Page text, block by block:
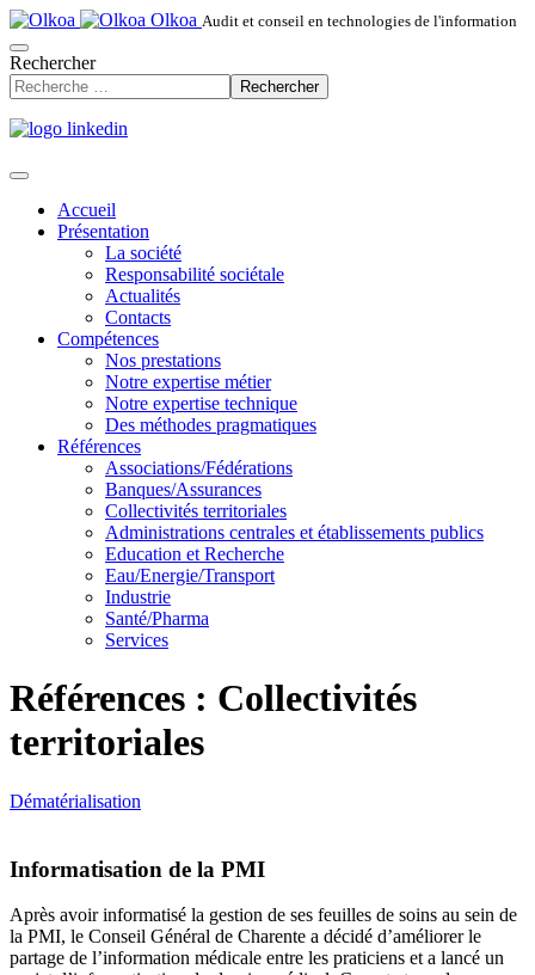
Olkoa Audit et conseil en technologies de l'information
Rechercher
Rechercher
Accueil
Présentation
La société
Responsabilité sociétale
Actualités
Contacts
Compétences
Nos prestations
Notre expertise métier
Notre expertise technique
Des méthodes pragmatiques
Références
Associations/Fédérations
Banques/Assurances
Collectivités territoriales
Administrations centrales et établissements publics
Education et Recherche
Eau/Energie/Transport
Industrie
Santé/Pharma
Services
Références : Collectivités
territoriales
Dématérialisation
Informatisation de la PMI
Après avoir informatisé la gestion de ses feuilles de soins au sein de
la PMI, le Conseil Général de Charente a décidé d’améliorer le
partage de l’information médicale entre les praticiens et a lancé un